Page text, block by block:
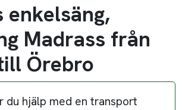
enkelsäng,
Madrass från
Örebro
du hjälp med en transport